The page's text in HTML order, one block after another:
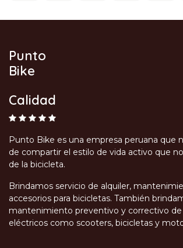
Punto
Bike
Calidad
Punto Bike es una empresa peruana que
de compartir el estilo de vida activo que
de la bicicleta.
Brindamos servicio de alquiler,
accesorios para bicicletas. También
mantenimiento preventivo y correctivo de
eléctricos como scooters, bicicletas y